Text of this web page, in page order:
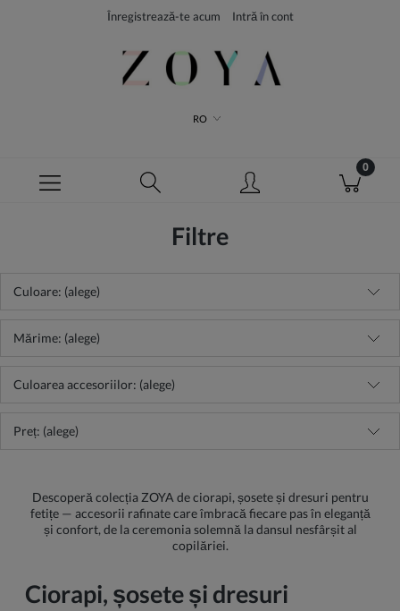
Înregistrează-te acum Intră în cont
RO
Filtre
Culoare: (alege)
Mărime: (alege)
Culoarea accesoriilor: (alege)
Preț: (alege)
Descoperă colecția ZOYA de ciorapi, șosete și dresuri pentru
fetițe — accesorii rafinate care îmbracă fiecare pas în eleganță
și confort, de la ceremonia solemnă la dansul nesfârșit al
copilăriei.
Ciorapi, șosete și dresuri